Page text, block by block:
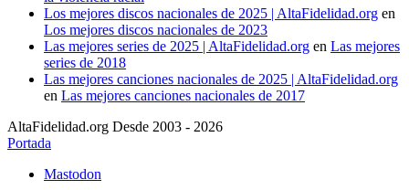
Los mejores discos nacionales de 2025 | AltaFidelidad.org en
Los mejores discos nacionales de 2023
Las mejores series de 2025 | AltaFidelidad.org en Las mejores
series de 2018
Las mejores canciones nacionales de 2025 | AltaFidelidad.org
en Las mejores canciones nacionales de 2017
AltaFidelidad.org Desde 2003 - 2026
Portada
Mastodon